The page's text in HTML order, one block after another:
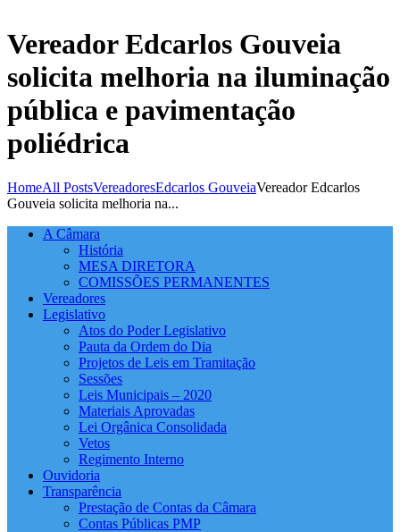
Vereador Edcarlos Gouveia
solicita melhoria na iluminação
pública e pavimentação
poliédrica
HomeAll PostsVereadoresEdcarlos GouveiaVereador Edcarlos
Gouveia solicita melhoria na...
A Câmara
História
MESA DIRETORA
COMISSÕES PERMANENTES
Vereadores
Legislativo
Atos do Poder Legislativo
Pauta da Ordem do Dia
Projetos de Leis em Tramitação
Sessões
Leis Municipais – 2020
Materiais Aprovadas
Lei Orgânica Consolidada
Vetos
Regimento Interno
Ouvidoria
Transparência
Prestação de Contas da Câmara
Contas Públicas PMP